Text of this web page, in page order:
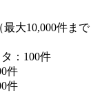
大10,000件まで
：100件
件
件